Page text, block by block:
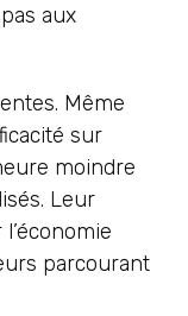
aux
Même
sur
moindre
Leur
parcourant